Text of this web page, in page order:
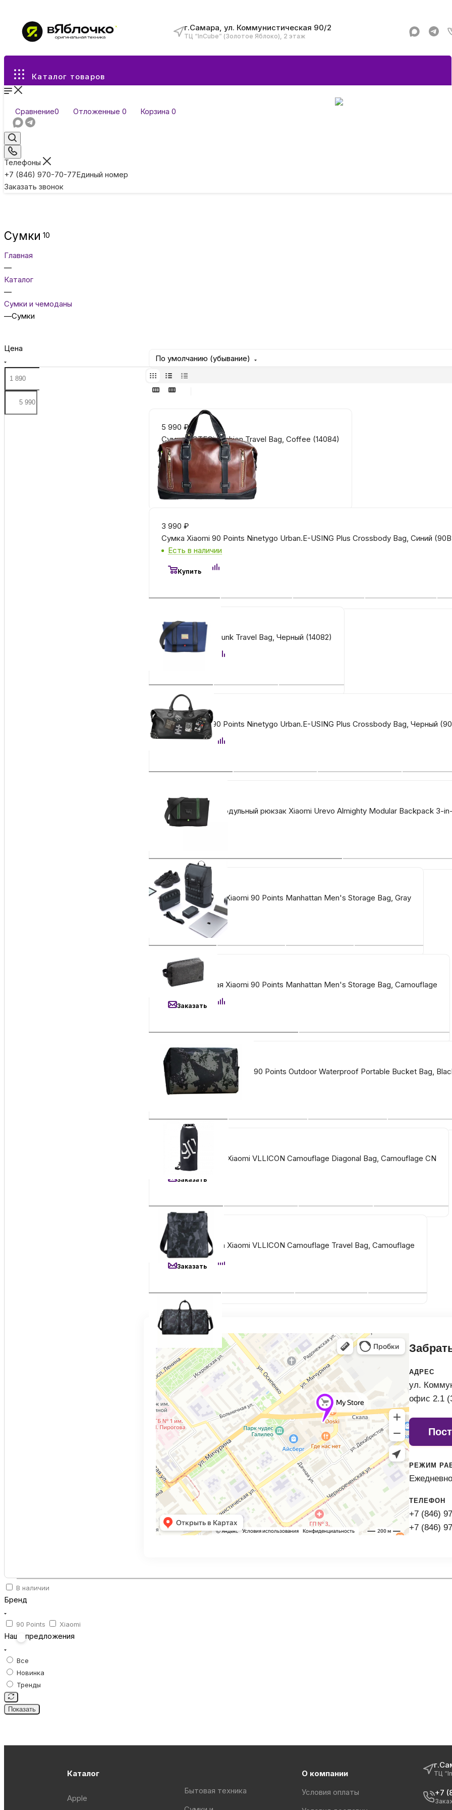
г.Самара, ул. Коммунистическая 90/2
ТЦ “InCube” (Золотое Яблоко), 2 этаж
Каталог товаров
Сравнение0 Отложенные 0 Корзина 0
Телефоны
+7 (846) 970-70-77Единый номер
Заказать звонок
Все разделы каталога
Сумки и
Сумки 10
Главная
—
Каталог
—
Сумки и чемоданы
—Сумки
По умолчанию (убывание)
5 990 ₽
Сумка COTECi Fashion Travel Bag, Coffee (14084)
Есть в наличии
Купить
3 990 ₽
Сумка Xiaomi 90 Points Ninetygo Urban.E-USING Plus Crossbody Bag, Синий
Есть в наличии
Купить
5 900₽
Сумка COTECi Punk Travel Bag, Черный (14082)
3 990₽
Сумка Xiaomi 90 Points Ninetygo Urban.E-USING Plus Crossbody Bag, Черный
5 990₽
Универсальный модульный рюкзак Xiaomi Urevo Almighty Modular Backpack 3-
2 500 ₽
Сумка дорожная Xiaomi 90 Points Manhattan Men's Storage Bag, Gray
Заказать
2 500
₽
Сумка дорожная Xiaomi 90 Points Manhattan Men's Storage Bag, Camouflage
Заказать
1 890
₽
Влагозащищенная сумка 90 Points Outdoor Waterproof Portable Bucket Bag,
Заказать
3 500 ₽
Дорожная Сумка Xiaomi VLLICON Camouflage Diagonal Bag, Camouflage CN
Заказать
5 690₽
Дорожная Сумка Xiaomi VLLICON Camouflage Travel Bag, Camouflage
Заказать
АДРЕС
ул.
офис 2.1
РЕЖИМ
ТЕЛЕФОН
+7 (846)
+7 (846)
Цена
В наличии
Бренд
90 Points Xiaomi
Наши предложения
Все
Новинка
Тренды
Показать
Каталог
Apple
Бытовая техника
О компании
Условия оплаты
ТЦ
+7